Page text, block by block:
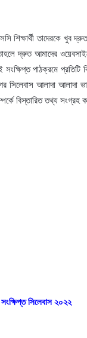
শিক্ষার্থী তাদেরকে খুব
দ্রুত আমাদের
পাঠক্রমে প্রতিটি
সিলেবাস আলাদা
বিস্তারিত তথ্য সংগ্রহ
সিলেবাস ২০২২